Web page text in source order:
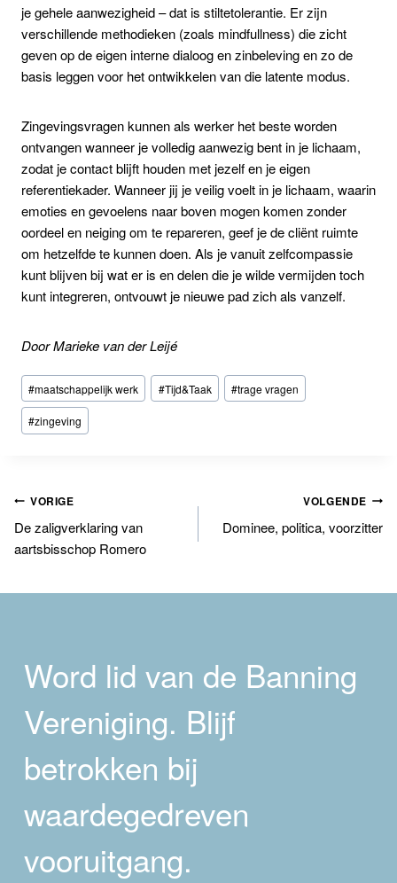
je gehele aanwezigheid – dat is stiltetolerantie. Er zijn
verschillende methodieken (zoals mindfullness) die zicht
geven op de eigen interne dialoog en zinbeleving en zo de
basis leggen voor het ontwikkelen van die latente modus.
Zingevingsvragen kunnen als werker het beste worden
ontvangen wanneer je volledig aanwezig bent in je lichaam,
zodat je contact blijft houden met jezelf en je eigen
referentiekader. Wanneer jij je veilig voelt in je lichaam, waarin
emoties en gevoelens naar boven mogen komen zonder
oordeel en neiging om te repareren, geef je de cliënt ruimte
om hetzelfde te kunnen doen. Als je vanuit zelfcompassie
kunt blijven bij wat er is en delen die je wilde vermijden toch
kunt integreren, ontvouwt je nieuwe pad zich als vanzelf.
Door Marieke van der Leijé
Bericht
tags:
#maatschappelijk werk #Tijd&Taak #trage vragen
#zingeving
Bericht
navigatie
VORIGE
De zaligverklaring van
aartsbisschop Romero
VOLGENDE
Dominee, politica, voorzitter
Word lid van de Banning
Vereniging. Blijf
betrokken bij
waardegedreven
vooruitgang.